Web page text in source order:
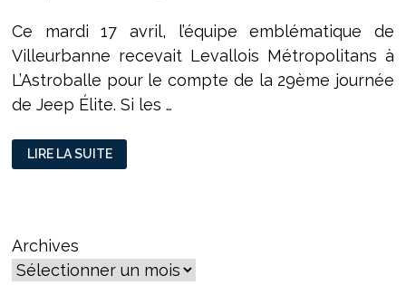
Ce mardi 17 avril, l’équipe emblématique de
Villeurbanne recevait Levallois Métropolitans à
L’Astroballe pour le compte de la 29ème journée
de Jeep Élite. Si les …
JEEP
ELITE
:
BELLE
SÉRIE
DE
L’ASVEL
LIRE LA SUITE
Archives